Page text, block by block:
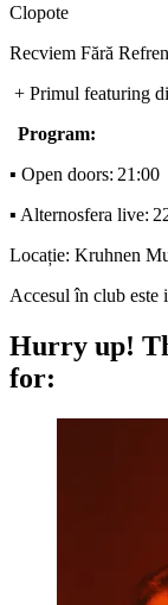
Clopote
Recviem Fără Refren
+ Primul featuring
Program:
▪️ Open doors: 21:00
▪️ Alternosfera live:
Locație: Kruhnen
Accesul în club este
Hurry up!
for: